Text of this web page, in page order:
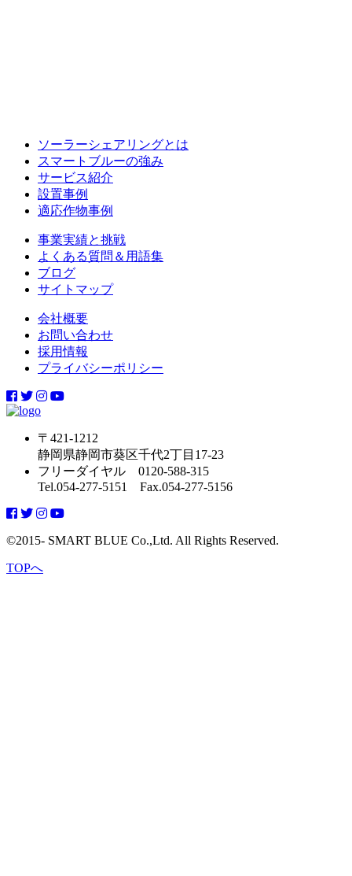
ソーラーシェアリングとは
スマートブルーの強み
サービス紹介
設置事例
適応作物事例
事業実績と挑戦
よくある質問＆用語集
ブログ
サイトマップ
会社概要
お問い合わせ
採用情報
プライバシーポリシー
〒421-1212
静岡県静岡市葵区千代2丁目17-23
フリーダイヤル 0120-588-315
Tel.054-277-5151 Fax.054-277-5156
©2015- SMART BLUE Co.,Ltd. All Rights Reserved.
TOPへ